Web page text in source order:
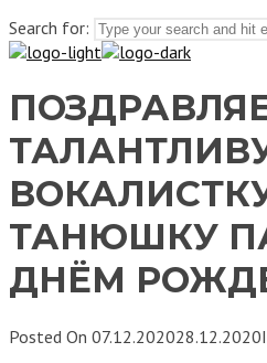
Search for:
ТАНЮШКУ
ДНЁМ
Posted On 07.12.202028.12.2020